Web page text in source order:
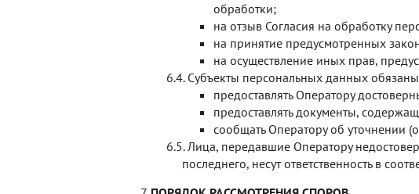
обработки;
на отзыв Согласия на обработку
на принятие предусмотренных
на осуществление иных прав,
Субъекты персональных данных
предоставлять Оператору
предоставлять документы,
сообщать Оператору об уточнении
Лица, передавшие Оператору
последнего, несут ответственность в